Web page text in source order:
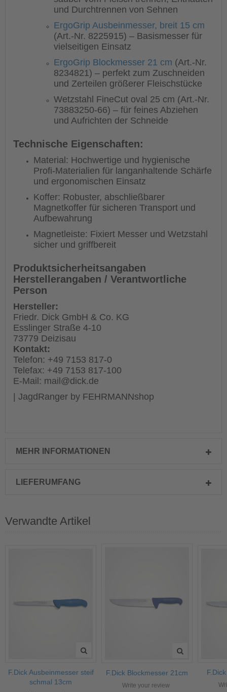
und Durchtrennen von Sehnen
ErgoGrip Ausbeinmesser, breit 15 cm
(Art.-Nr. 8225915) – Basismesser für
vielseitigen Einsatz
ErgoGrip Blockmesser 21 cm (Art.-Nr.
8234821) – perfekt zum Zuschneiden
und Zerteilen größerer Fleischstücke
Wetzstahl FineCut oval 25 cm (Art.-Nr.
73883250-66) – für feines Abziehen
und Aufrichten der Schneide
Technische Eigenschaften:
Material: Hochwertige und hygienische
Profi-Materialien für langanhaltende Schärfe
und ergonomischen Einsatz
Koffer: Robuster, abschließbarer
Magnetkoffer für sicheren Transport und
Aufbewahrung
Magnetleiste: Fixiert Messer und Wetzstahl
sicher und griffbereit
Produktsicherheitsangaben
Herstellerangaben / Verantwortliche
Person
Hersteller:
Friedr. Dick GmbH & Co. KG
Esslinger Straße 4-10
73779 Deizisau
Kontakt:
Telefon: +49 7153 817-0
Telefax: +49 7153 817-100
E-Mail: mail@dick.de
| JagdRanger by FEHRMANNshop
MEHR INFORMATIONEN
LIEFERUMFANG
Verwandte Artikel
F.Dick Ausbeinmesser steif
schmal 13cm
F.Dick Blockmesser 21cm
Write your review